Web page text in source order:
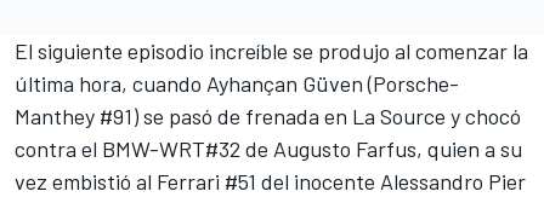
El siguiente episodio increíble se produjo al comenzar la
última hora, cuando Ayhançan Güven (Porsche-
Manthey #91) se pasó de frenada en La Source y chocó
contra el BMW-WRT#32 de Augusto Farfus, quien a su
vez embistió al Ferrari #51 del inocente Alessandro Pier